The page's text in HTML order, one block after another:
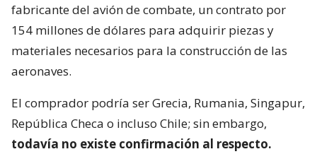
fabricante del avión de combate, un contrato por
154 millones de dólares para adquirir piezas y
materiales necesarios para la construcción de las
aeronaves.
El comprador podría ser Grecia, Rumania, Singapur,
República Checa o incluso Chile; sin embargo,
todavía no existe confirmación al respecto.